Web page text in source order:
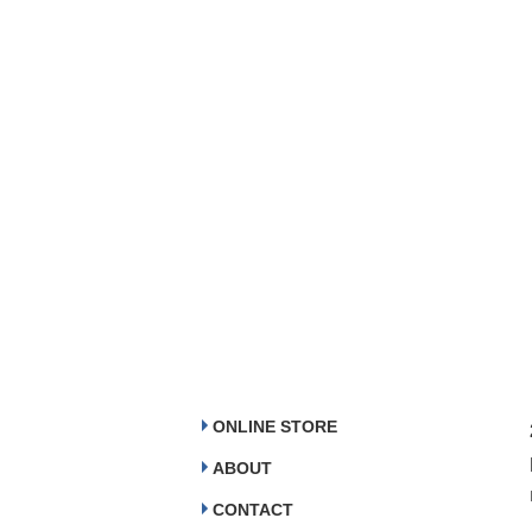
ONLINE STORE
ABOUT
CONTACT